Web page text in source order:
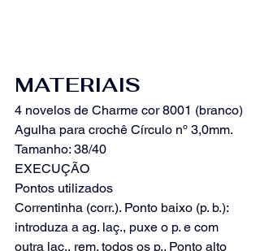
MATERIAIS
4 novelos de Charme cor 8001 (branco)
Agulha para crochê Círculo nº 3,0mm.
Tamanho: 38/40
EXECUÇÃO
Pontos utilizados
Correntinha (corr.). Ponto baixo (p. b.):
introduza a ag. laç., puxe o p. e com
outra laç., rem. todos os p.. Ponto alto